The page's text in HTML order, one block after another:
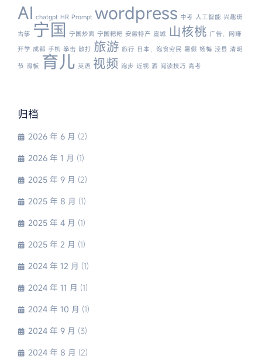
AI chatgpt HR Prompt wordpress 中考 人工智能 兴趣班
古筝 宁国 宁国炒面 宁国粑粑 安徽特产 宣城 山核桃 广告，网赚
开学 成都 手机 拳击 散打 旅游 旅行 日本，饱食穷民 暑假 杨梅 泾县 清明
节 滑板 育儿 英语 视频 跑步 近视 酒 阅读技巧 高考
归档
2026 年 6 月 (2)
2026 年 1 月 (1)
2025 年 9 月 (2)
2025 年 8 月 (1)
2025 年 4 月 (1)
2025 年 2 月 (1)
2024 年 12 月 (1)
2024 年 11 月 (1)
2024 年 10 月 (1)
2024 年 9 月 (3)
2024 年 8 月 (2)